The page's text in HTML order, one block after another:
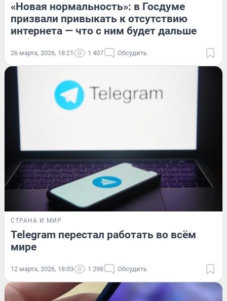
«Новая нормальность»: в Госдуме
призвали привыкать к отсутствию
интернета — что с ним будет дальше
26 марта, 2026, 18:21 1 407 Обсудить
СТРАНА И МИР
Telegram перестал работать во всём
мире
12 марта, 2026, 18:03 1 298 Обсудить